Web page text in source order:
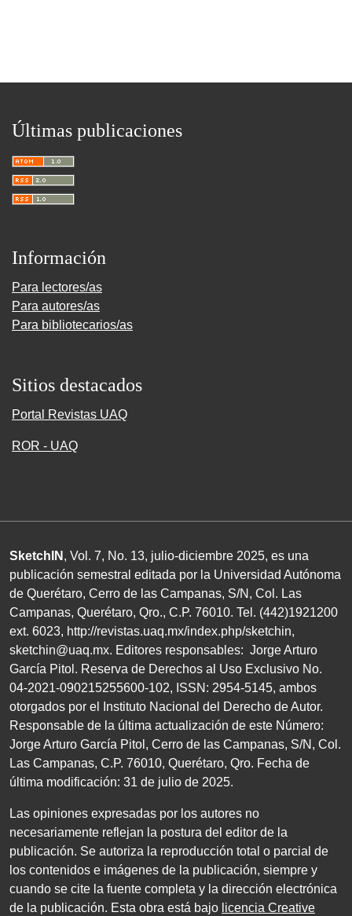
Últimas publicaciones
Información
Para lectores/as
Para autores/as
Para bibliotecarios/as
Sitios destacados
Portal Revistas UAQ
ROR - UAQ
SketchIN , Vol. 7, No. 13, julio-diciembre 2025, es una
publicación semestral editada por la Universidad Autónoma
de Querétaro, Cerro de las Campanas, S/N , Col. Las
Campanas, Querétaro, Qro., C.P. 76010. Tel. (442)1921200
ext. 6023, http://revistas.uaq.mx/index.php/sketchin,
sketchin@uaq.mx. Editores responsables: Jorge Arturo
García Pitol. Reserva de Derechos al Uso Exclusivo No.
04-2021-090215255600-102, ISSN : 2954-5145, ambos
otorgados por el Instituto Nacional del Derecho de Autor.
Responsable de la última actualización de este Número:
Jorge Arturo García Pitol, Cerro de las Campanas, S/N , Col.
Las Campanas, C.P. 76010, Querétaro, Qro. Fecha de
última modificación: 31 de julio de 2025.
Las opiniones expresadas por los autores no
necesariamente reflejan la postura del editor de la
publicación. Se autoriza la reproducción total o parcial de
los contenidos e imágenes de la publicación, siempre y
cuando se cite la fuente completa y la dirección electrónica
de la publicación. Esta obra está bajo licencia Creative